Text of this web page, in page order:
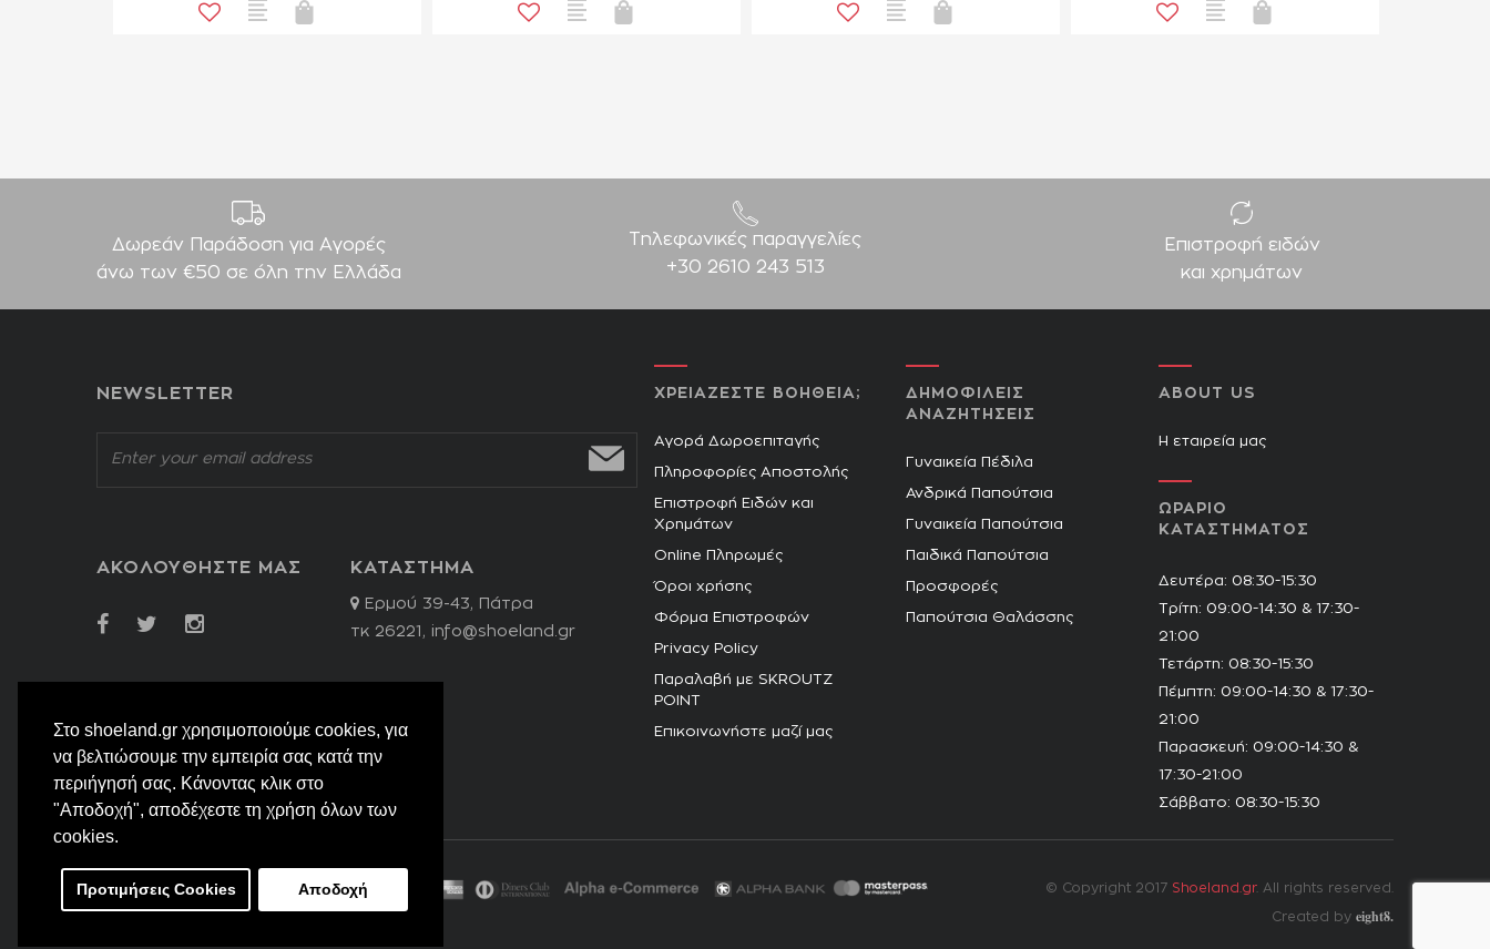
Στο shoeland.gr χρησιμοποιούμε cookies, για
να βελτιώσουμε την εμπειρία σας κατά την
περιήγησή σας. Κάνοντας κλικ στο
"Αποδοχή", αποδέχεστε τη χρήση όλων των
cookies.
Προτιμήσεις Cookies Αποδοχή
Δωρεάν Παράδοση για Aγορές
άνω των €50 σε όλη την Ελλάδα
Τηλεφωνικές παραγγελίες
+30 2610 243 513
Επιστροφή ειδών
και χρημάτων
NEWSLETTER
ΑΚΟΛΟΥΘΗΣΤΕ ΜΑΣ ΚΑΤΑΣΤΗΜΑ
Ερμού 39-43, Πάτρα
τκ 26221, info@shoeland.gr
ΧΡΕΙΑΖΕΣΤΕ ΒΟΗΘΕΙΑ;
Αγορά Δωροεπιταγής
Πληροφορίες Αποστολής
Επιστροφή Ειδών και
Χρημάτων
Online Πληρωμές
Όροι χρήσης
Φόρμα Επιστροφών
Privacy Policy
Παραλαβή με SKROUTZ
POINT
Επικοινωνήστε μαζί μας
ΔΗΜΟΦΙΛΕΙΣ
ΑΝΑΖΗΤΗΣΕΙΣ
Γυναικεία Πέδιλα
Ανδρικά Παπούτσια
Γυναικεία Παπούτσια
Παιδικά Παπούτσια
Προσφορές
Παπούτσια Θαλάσσης
ABOUT US
Η εταιρεία μας
ΩΡΑΡΙΟ
ΚΑΤΑΣΤΗΜΑΤΟΣ
Δευτέρα: 08:30-15:30
Τρίτη: 09:00-14:30 & 17:30-
21:00
Τετάρτη: 08:30-15:30
Πέμπτη: 09:00-14:30 & 17:30-
21:00
Παρασκευή: 09:00-14:30 &
17:30-21:00
Σάββατο: 08:30-15:30
© Copyright 2017 Shoeland.gr. All rights reserved.
Created by eight8.